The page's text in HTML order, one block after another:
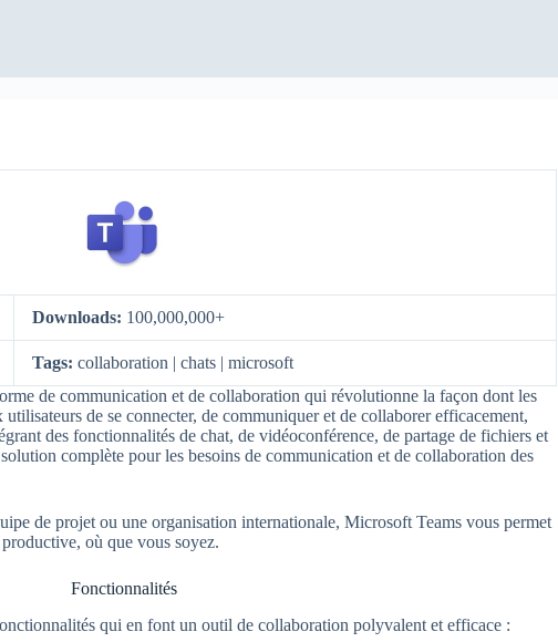
Downloads: 100,000,000+
Tags:collaboration | chats | microsoft
de communication et de collaboration qui révolutionne la façon dont les
de se connecter, de communiquer et de collaborer efficacement,
des fonctionnalités de chat, de vidéoconférence, de partage de fichiers et
complète pour les besoins de communication et de collaboration des
de projet ou une organisation internationale, Microsoft Teams vous permet
où que vous soyez.
Fonctionnalités
qui en font un outil de collaboration polyvalent et efficace :